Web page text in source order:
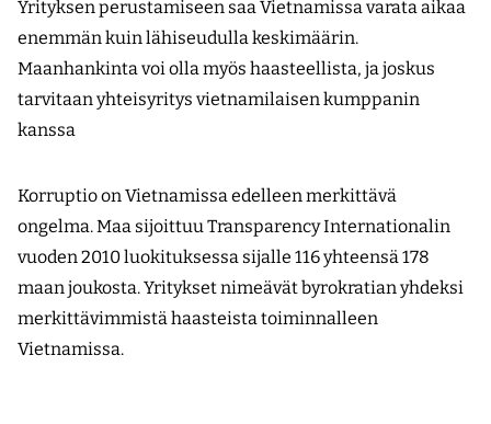
Yrityksen perustamiseen saa Vietnamissa varata aikaa
enemmän kuin lähiseudulla keskimäärin.
Maanhankinta voi olla myös haasteellista, ja joskus
tarvitaan yhteisyritys vietnamilaisen kumppanin
kanssa
Korruptio on Vietnamissa edelleen merkittävä
ongelma. Maa sijoittuu Transparency Internationalin
vuoden 2010 luokituksessa sijalle 116 yhteensä 178
maan joukosta. Yritykset nimeävät byrokratian yhdeksi
merkittävimmistä haasteista toiminnalleen
Vietnamissa.